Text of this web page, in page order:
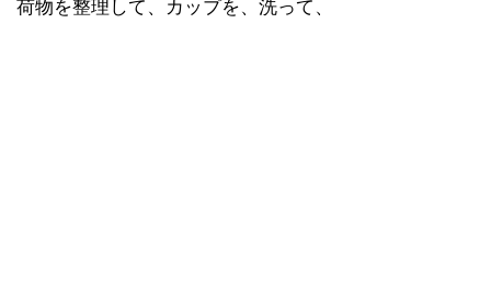
荷物を整理して、カップを、洗って、